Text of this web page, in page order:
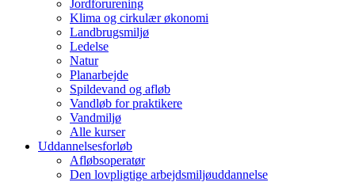
Jordforurening
Klima og cirkulær økonomi
Landbrugsmiljø
Ledelse
Natur
Planarbejde
Spildevand og afløb
Vandløb for praktikere
Vandmiljø
Alle kurser
Uddannelsesforløb
Afløbsoperatør
Den lovpligtige arbejdsmiljøuddannelse